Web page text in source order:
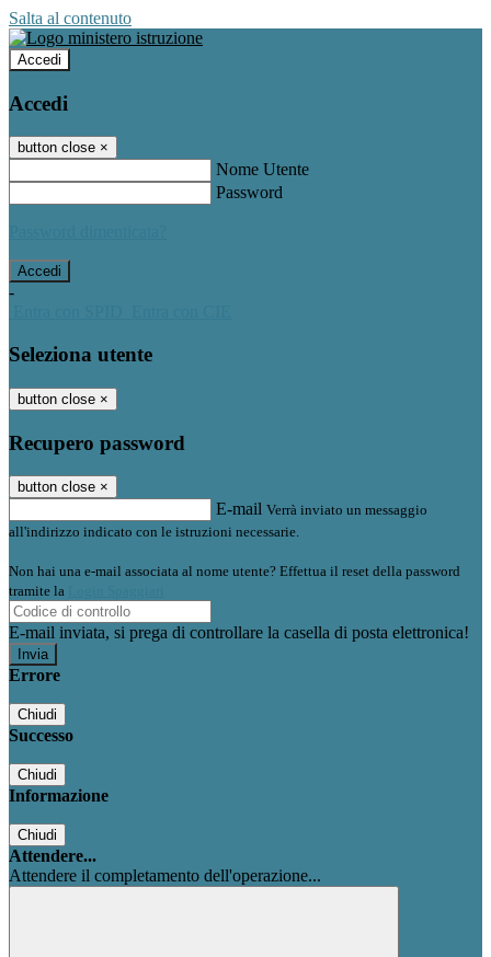
Salta al contenuto
Accedi
Accedi
button close ×
Nome Utente
Password
-
Seleziona utente
button close ×
Recupero password
button close ×
E-mail Verrà inviato un messaggio
all'indirizzo indicato con le istruzioni necessarie.
Non hai una e-mail associata al nome utente? Effettua il reset della password
tramite la
E-mail inviata, si prega di controllare la casella di posta elettronica!
Errore
Chiudi
Successo
Chiudi
Informazione
Chiudi
Attendere...
Attendere il completamento dell'operazione...